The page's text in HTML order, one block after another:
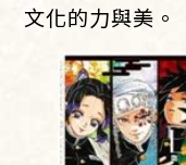
文化的力與美。